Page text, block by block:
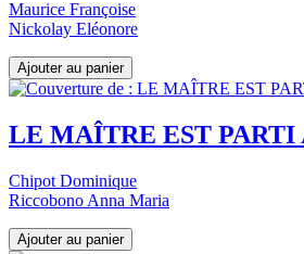
Maurice Françoise
Nickolay Eléonore
LE MAÎTRE EST PARTI
Chipot Dominique
Riccobono Anna Maria